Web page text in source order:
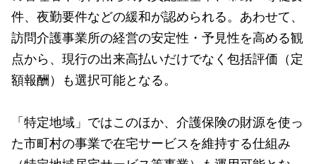
件、夜勤要件などの緩和が認められる。あわせて、
訪問介護事業所の経営の安定性・予見性を高める観
点から、現行の出来高払いだけでなく包括評価（定
額報酬）も選択可能となる。
「特定地域」ではこのほか、介護保険の財源を使っ
た市町村の事業で在宅サービスを維持する仕組み